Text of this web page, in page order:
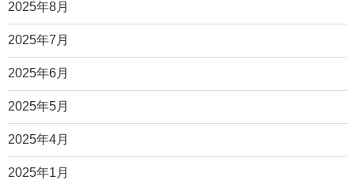
2025年8月
2025年7月
2025年6月
2025年5月
2025年4月
2025年1月